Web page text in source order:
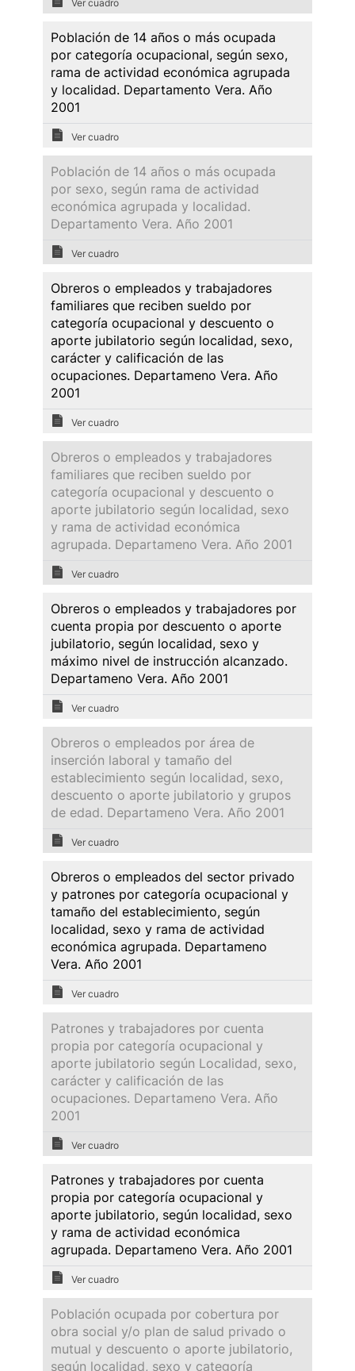
Ver cuadro
Población de 14 años o más ocupada
por categoría ocupacional, según sexo,
rama de actividad económica agrupada
y localidad. Departamento Vera. Año
2001
Ver cuadro
Población de 14 años o más ocupada
por sexo, según rama de actividad
económica agrupada y localidad.
Departamento Vera. Año 2001
Ver cuadro
Obreros o empleados y trabajadores
familiares que reciben sueldo por
categoría ocupacional y descuento o
aporte jubilatorio según localidad, sexo,
carácter y calificación de las
ocupaciones. Departameno Vera. Año
2001
Ver cuadro
Obreros o empleados y trabajadores
familiares que reciben sueldo por
categoría ocupacional y descuento o
aporte jubilatorio según localidad, sexo
y rama de actividad económica
agrupada. Departameno Vera. Año 2001
Ver cuadro
Obreros o empleados y trabajadores por
cuenta propia por descuento o aporte
jubilatorio, según localidad, sexo y
máximo nivel de instrucción alcanzado.
Departameno Vera. Año 2001
Ver cuadro
Obreros o empleados por área de
inserción laboral y tamaño del
establecimiento según localidad, sexo,
descuento o aporte jubilatorio y grupos
de edad. Departameno Vera. Año 2001
Ver cuadro
Obreros o empleados del sector privado
y patrones por categoría ocupacional y
tamaño del establecimiento, según
localidad, sexo y rama de actividad
económica agrupada. Departameno
Vera. Año 2001
Ver cuadro
Patrones y trabajadores por cuenta
propia por categoría ocupacional y
aporte jubilatorio según Localidad, sexo,
carácter y calificación de las
ocupaciones. Departameno Vera. Año
2001
Ver cuadro
Patrones y trabajadores por cuenta
propia por categoría ocupacional y
aporte jubilatorio, según localidad, sexo
y rama de actividad económica
agrupada. Departameno Vera. Año 2001
Ver cuadro
Población ocupada por cobertura por
obra social y/o plan de salud privado o
mutual y descuento o aporte jubilatorio,
según localidad, sexo y categoría